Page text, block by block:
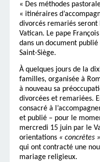
« Des méthodes
« itinéraires
divorcés remariés
Vatican. Le pape
dans un document
Saint-Siège.
À quelques jours de la
familles, organisée à
à nouveau sa
divorcées et remariées.
consacré à
et publié – pour le
mercredi 15 juin par le
orientations « concrètes »
qui ont contracté une
mariage religieux.